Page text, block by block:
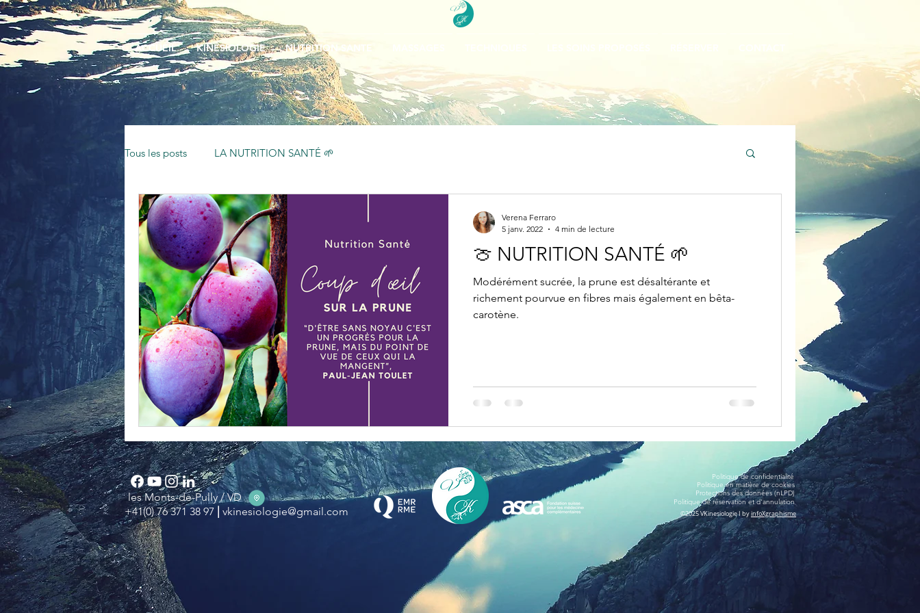
ACCUEIL KINÉSIOLOGIE NUTRITION-SANTE
Tous les posts LA NUTRITION SANTÉ 🌱
🍈 NUTRITION SANTÉ 🌱
Modérément sucrée, la prune est désaltérante et
richement pourvue en fibres mais également en bêta-
carotène.
Verena Ferraro
5 janv. 2022
4 min de lecture
les Monts-de-Pully / VD
+41(0) 76 371 38 97
vkinesiologie@gmail.com
Politique de confidentialité
Politique en matière de cookies
Protections des données (nLPD)
Politique de réservation et d'annulation
©2025 VKinesiologie I byinfoXgraphisme